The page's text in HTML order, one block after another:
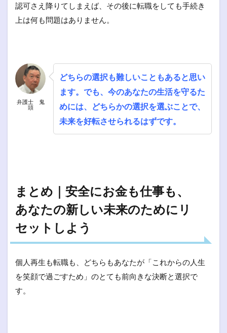
認可さえ降りてしまえば、その後に転職をしても手続き
上は何も問題はありません。
弁護士 鬼
頭
どちらの選択も難しいこともあると思い
ます。でも、今のあなたの生活を守るた
めには、どちらかの選択を選ぶことで、
未来を好転させられるはずです。
まとめ｜安全にお金も仕事も、
あなたの新しい未来のためにリ
セットしよう
個人再生も転職も、どちらもあなたが「これからの人生
を笑顔で過ごすため」のとても前向きな決断と選択で
す。